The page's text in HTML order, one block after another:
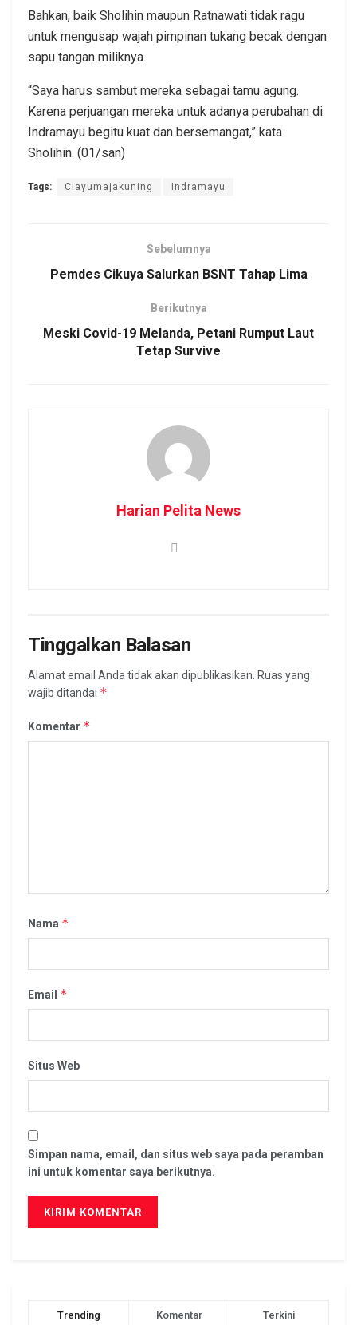
Bahkan, baik Sholihin maupun Ratnawati tidak ragu
untuk mengusap wajah pimpinan tukang becak dengan
sapu tangan miliknya.
“Saya harus sambut mereka sebagai tamu agung.
Karena perjuangan mereka untuk adanya perubahan di
Indramayu begitu kuat dan bersemangat,” kata
Sholihin. (01/san)
Tags: Ciayumajakuning Indramayu
Sebelumnya
Pemdes Cikuya Salurkan BSNT Tahap Lima
Berikutnya
Meski Covid-19 Melanda, Petani Rumput Laut
Tetap Survive
Harian Pelita News
Tinggalkan Balasan
Alamat email Anda tidak akan dipublikasikan. Ruas yang
wajib ditandai *
Komentar *
Nama *
Email *
Situs Web
Simpan nama, email, dan situs web saya pada peramban
ini untuk komentar saya berikutnya.
Trending Komentar Terkini